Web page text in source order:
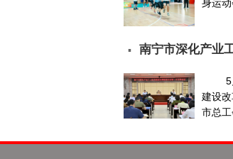
身运
▪ 南宁市深化产业
建设
市总